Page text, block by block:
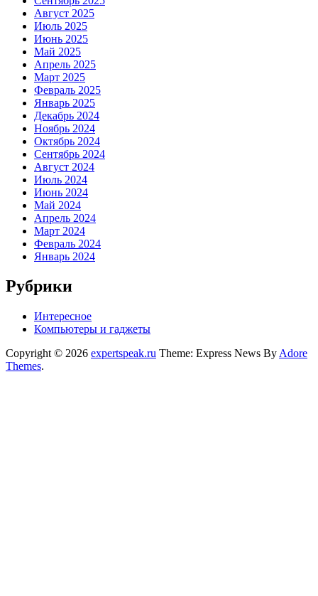
Август 2025
Июль 2025
Июнь 2025
Май 2025
Апрель 2025
Март 2025
Февраль 2025
Январь 2025
Декабрь 2024
Ноябрь 2024
Октябрь 2024
Сентябрь 2024
Август 2024
Июль 2024
Июнь 2024
Май 2024
Апрель 2024
Март 2024
Февраль 2024
Январь 2024
Рубрики
Интересное
Компьютеры и гаджеты
Copyright © 2026 expertspeak.ru Theme: Express News By Adore
Themes.